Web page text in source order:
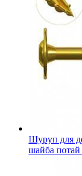
Шуруп для
шайба потай